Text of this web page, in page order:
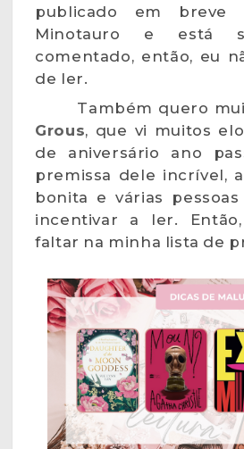
publicado em breve
Minotauro e está
comentado, então, eu
de ler.
Também quero
Grous, que vi muitos
de aniversário ano
premissa dele incrível,
bonita e várias
incentivar a ler.
faltar na minha lista de